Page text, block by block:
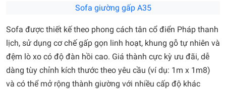
Sofa giường gấp A35
Sofa được thiết kế theo phong cách tân cổ điển Pháp thanh
lịch, sử dụng cơ chế gấp gọn linh hoạt, khung gỗ tự nhiên và
đệm lò xo có độ đàn hồi cao. Giá thành cực kỳ ưu đãi, dễ
dàng tùy chỉnh kích thước theo yêu cầu (ví dụ: 1m x 1m8)
và có thể mở rộng thành giường với nhiều cấp độ khác